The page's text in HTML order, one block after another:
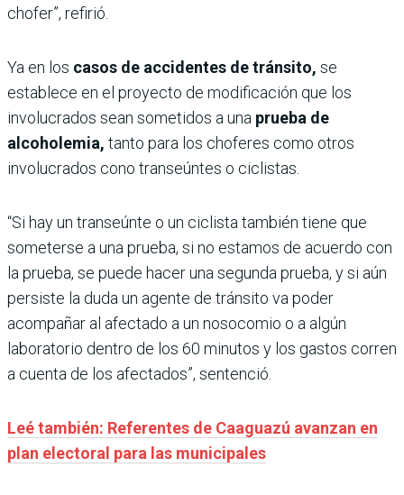
chofer”, refirió.
Ya en los casos de accidentes de tránsito, se
establece en el proyecto de modificación que los
involucrados sean sometidos a una prueba de
alcoholemia, tanto para los choferes como otros
involucrados cono transeúntes o ciclistas.
“Si hay un transeúnte o un ciclista también tiene que
someterse a una prueba, si no estamos de acuerdo con
la prueba, se puede hacer una segunda prueba, y si aún
persiste la duda un agente de tránsito va poder
acompañar al afectado a un nosocomio o a algún
laboratorio dentro de los 60 minutos y los gastos corren
a cuenta de los afectados”, sentenció.
Leé también: Referentes de Caaguazú avanzan en
plan electoral para las municipales